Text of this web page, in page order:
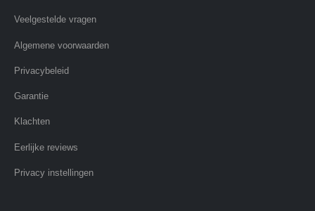
Veelgestelde vragen
Algemene voorwaarden
Privacybeleid
Garantie
Klachten
Eerlijke reviews
Privacy instellingen